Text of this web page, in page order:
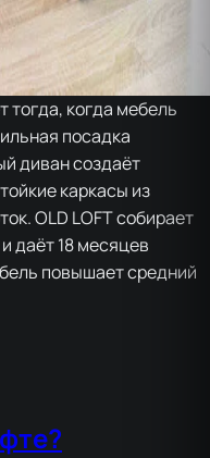
тогда, когда мебель
посадка
диван создаёт
каркасы из
OLD LOFT собирает
даёт 18 месяцев
повышает средний